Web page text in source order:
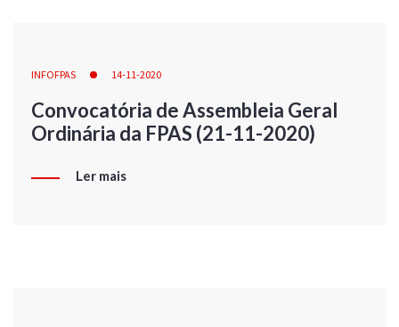
INFOFPAS 14-11-2020
Convocatória de Assembleia Geral
Ordinária da FPAS (21-11-2020)
Ler mais